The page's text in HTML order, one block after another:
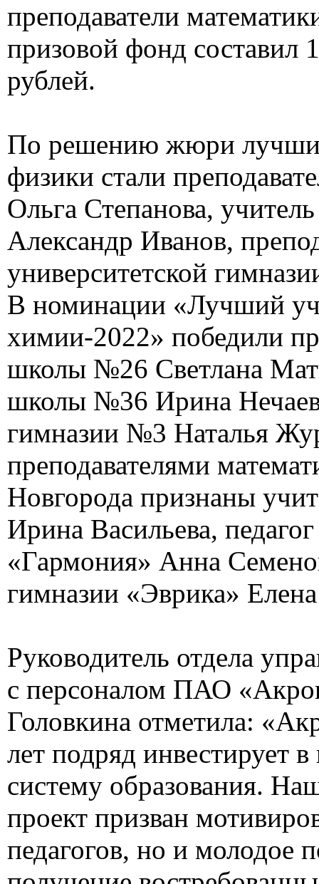
преподаватели
призовой фонд составил
рублей.
По решению жюри
физики стали
Ольга Степанова,
Александр Иванов,
университетской
В номинации «Лучший
химии-2022» победили
школы №26 Светлана
школы №36 Ирина
гимназии №3 Наталья
преподавателями
Новгорода признаны
Ирина Васильева,
«Гармония» Анна
гимназии «Эврика»
Руководитель отдела
с персоналом ПАО
Головкина отметила:
лет подряд инвестирует
систему образования.
проект призван
педагогов, но и молодое